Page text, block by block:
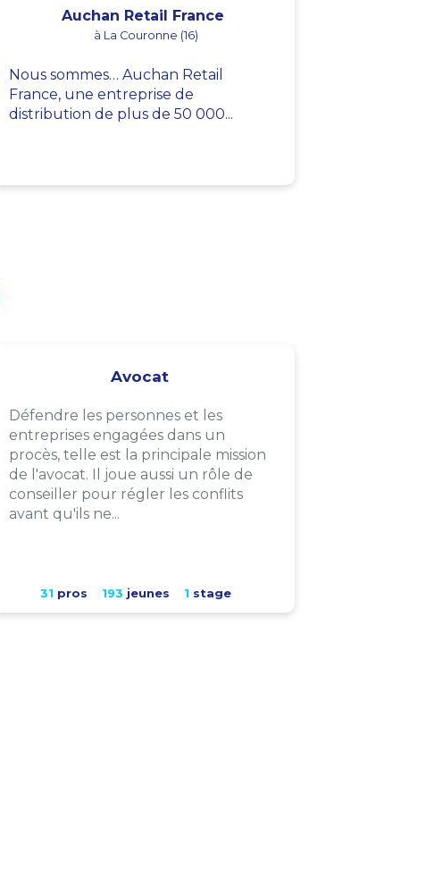
Auchan Retail France
à La Couronne (16)
Nous sommes… Auchan Retail
France, une entreprise de
distribution de plus de 50 000...
Avocat
Défendre les personnes et les
entreprises engagées dans un
procès, telle est la principale mission
de l'avocat. Il joue aussi un rôle de
conseiller pour régler les conflits
avant qu'ils ne...
31 pros 193 jeunes 1 stage